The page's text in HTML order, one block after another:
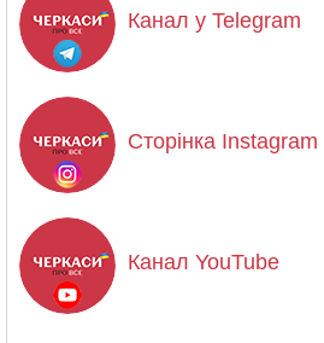
Канал у Telegram
Сторінка Instagram
Канал YouTube